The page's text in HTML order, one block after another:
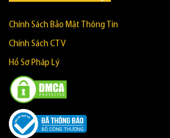
Chính Sách Bảo Mật Thông Tin
Chính Sách CTV
Hồ Sơ Pháp Lý